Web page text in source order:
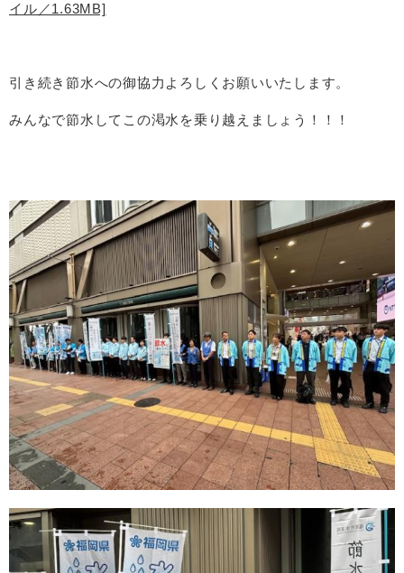
イル／1.63MB]
引き続き節水への御協力よろしくお願いいたします。
みんなで節水してこの渇水を乗り越えましょう！！！